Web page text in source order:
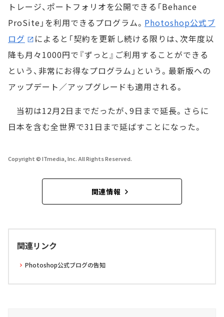
トレージ、ポートフォリオを公開できる「Behance
ProSite」を利用できるプログラム。 Photoshop公式ブ
ログ
によると「契約を更新し続ける限りは、次年度以
降も月々1000円で『ずっと』ご利用することができる
という、非常にお得なプログラム」という。最新版への
アップデート／アップグレードも適用される。
当初は12月2日までだったが、9日まで延長。さらに
日本を含む全世界で31日まで延ばすことになった。
Copyright © ITmedia, Inc. All Rights Reserved.
関連情報
関連リンク
Photoshop公式ブログの告知